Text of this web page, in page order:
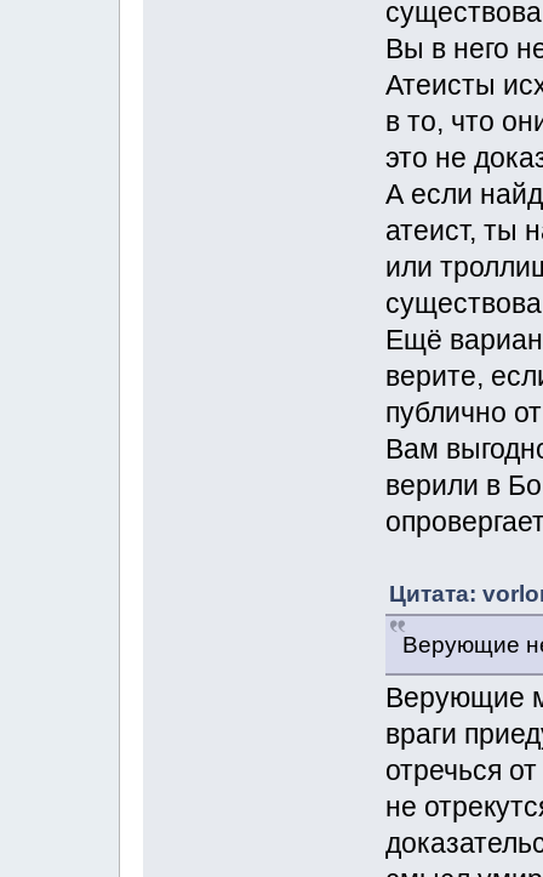
Вы в него
Атеисты
в то, что
это не
А если
атеист, ты
или
Ещё
верите,
публично
Вам
верили в
Цитата:
Верующие
Верующие
враги
отречься
не